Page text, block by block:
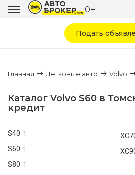
0+
Подать
Главная Легковые авто Volvo
Каталог Volvo S60 в
кредит
S40 1
S60 1
S80 1